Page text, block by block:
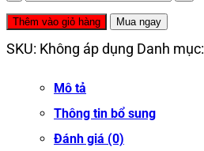
Khăn
VBamboo
Quà
Thêm vào giỏ hàng Mua ngay
SKU: Không áp dụng Danh mục:
Mô tả
Thông tin bổ sung
Đánh giá (0)